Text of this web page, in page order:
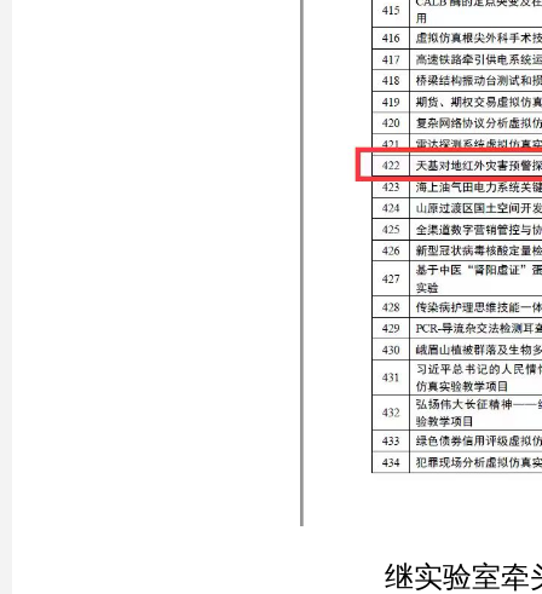
继实验室牵